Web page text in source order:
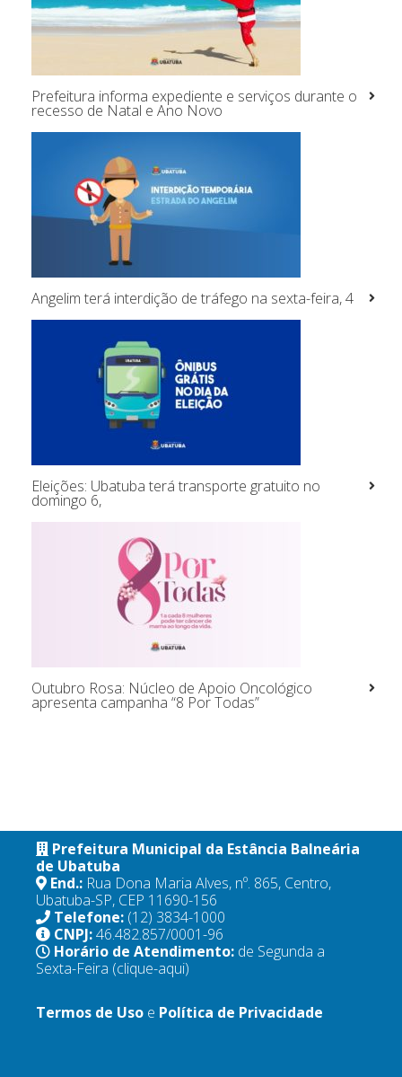
Prefeitura informa expediente e serviços durante o
recesso de Natal e Ano Novo
Angelim terá interdição de tráfego na sexta-feira, 4
Eleições: Ubatuba terá transporte gratuito no
domingo 6,
Outubro Rosa: Núcleo de Apoio Oncológico
apresenta campanha “8 Por Todas”
Prefeitura Municipal da Estância Balneária
de Ubatuba
End.: Rua Dona Maria Alves, nº. 865, Centro,
Ubatuba-SP, CEP 11690-156
Telefone: (12) 3834-1000
CNPJ:46.482.857/0001-96
Horário de Atendimento: de Segunda a
Sexta-Feira (clique-aqui)
Termos de Uso e Política de Privacidade